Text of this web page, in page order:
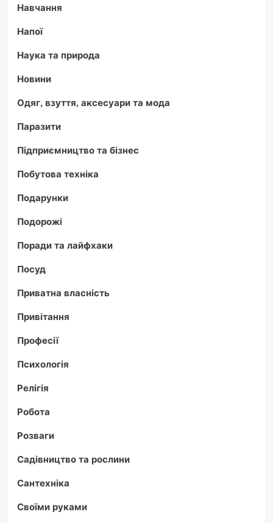
Навчання
Напої
Наука та природа
Новини
Одяг, взуття, аксесуари та мода
Паразити
Підприємництво та бізнес
Побутова техніка
Подарунки
Подорожі
Поради та лайфхаки
Посуд
Приватна власність
Привітання
Професії
Психологія
Релігія
Робота
Розваги
Садівництво та рослини
Сантехніка
Своїми руками